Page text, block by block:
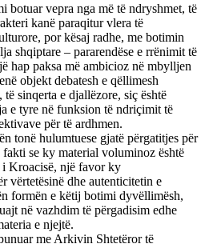
botuar vepra nga më të ndryshmet, të
kanë paraqitur vlera të
por kësaj radhe, me botimin
shqiptare – pararendëse e rrënimit të
hap paksa më ambicioz në mbylljen
objekt debatesh e qëllimesh
sinqerta e djallëzore, siç është
e tyre në funksion të ndriçimit të
për të ardhmen.
tonë hulumtuese gjatë përgatitjes për
se ky material voluminoz është
Kroacisë, një favor ky
vërtetësinë dhe autenticitetin e
formën e këtij botimi dyvëllimësh,
në vazhdim të përgadisim edhe
e njejtë.
me Arkivin Shtetëror të